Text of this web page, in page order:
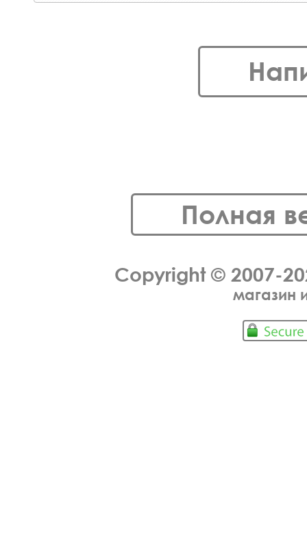
Полная
Copyright © 2007-
магазин